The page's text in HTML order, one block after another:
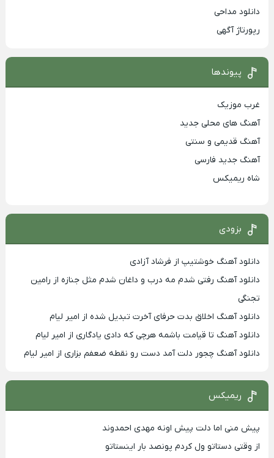
دانلود مداحی
رپورتاژ آگهی
پیوندها
غرب موزیک
آهنگ های محلی جدید
آهنگ قدیمی و سنتی
آهنگ جدید فارسی
شاه ریمیکس
بزودی
دانلود آهنگ خوشتیپ از فرشاد آزادی
دانلود آهنگ رفتی شدم مه درب و داغان شدم مثل جنازه از رامین
تجنگی
دانلود آهنگ اخلاق بدت حرفای آخرت تبدیل شده از امیر لیام
دانلود آهنگ تا قیامت باشمه هرچی که دادی یادگاری از امیر لیام
دانلود آهنگ چجور دلت آمد دست رو نقطه ضعفم بزاری از امیر لیام
ریمیکس
پیش منی اما دلت پیش اونه مهدی احمدوند
از وقتی دستاتو ول کردم پونصد بار اینستاتو